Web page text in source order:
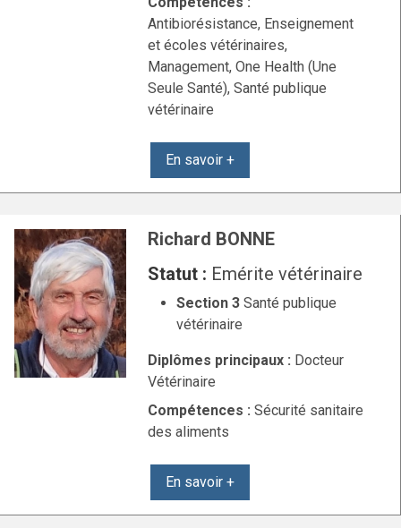
Antibiorésistance, Enseignement
et écoles vétérinaires,
Management, One Health (Une
Seule Santé), Santé publique
vétérinaire
En savoir +
Richard BONNE
Statut : Emérite vétérinaire
Section 3Santé publique
vétérinaire
Diplômes principaux : Docteur
Vétérinaire
Compétences :
des aliments
En savoir +